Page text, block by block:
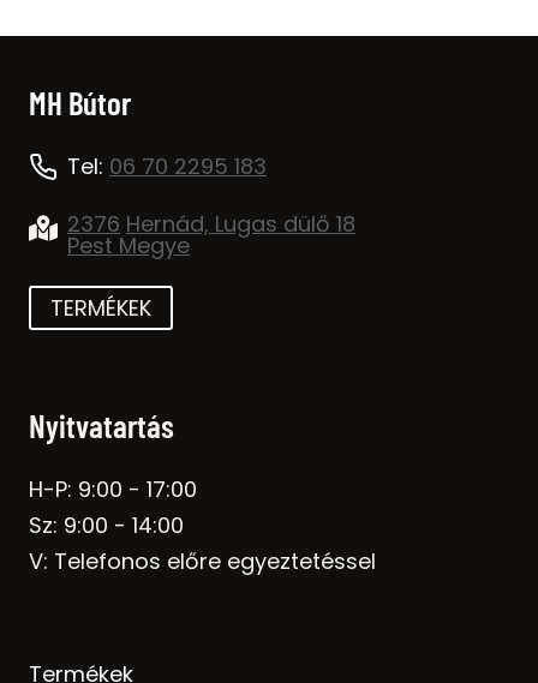
MH Bútor
Tel: 06 70 2295 183
2376 Hernád, Lugas dülő 18
Pest Megye
TERMÉKEK
Nyitvatartás
H-P: 9:00 - 17:00
Sz: 9:00 - 14:00
V: Telefonos előre egyeztetéssel
Termékek